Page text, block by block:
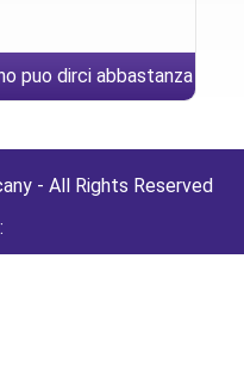
puo dirci abbastanza
- All Rights Reserved